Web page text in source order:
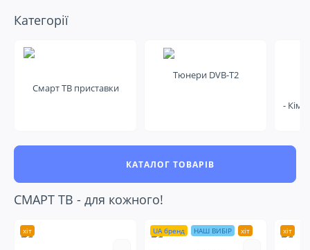
Категорії
Смарт ТВ приставки
Тюнери DVB-T2
-
КАТАЛОГ ТОВАРІВ
СМАРТ ТВ - для кожного!
хіт UA бренд НАШ ВИБІР хіт хіт